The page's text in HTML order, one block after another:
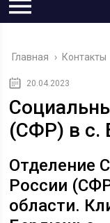
Главная › Контакты
20.04.2023
(СФР) в с.
Отделение
России
области.